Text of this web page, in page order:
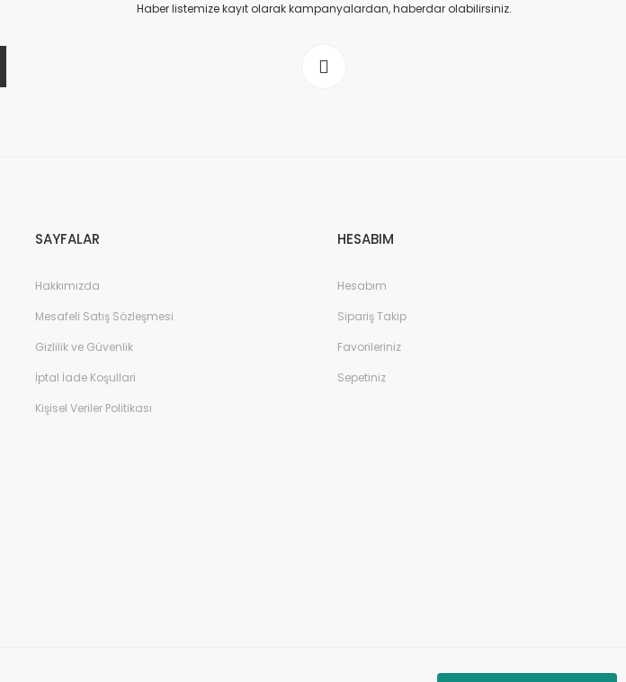
Gönder
Haber listemize kayıt olarak kampanyalardan, haberdar olabilirsiniz.
SAYFALAR
Hakkımızda
Mesafeli Satış Sözleşmesi
Gizlilik ve Güvenlik
İptal İade Koşullari
Kişisel Veriler Politikası
HESABIM
Hesabım
Sipariş Takip
Favorileriniz
Sepetiniz